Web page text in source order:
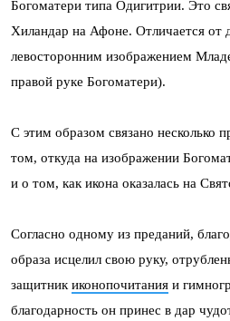
Богоматери типа Одигитрии. Это
Хиландар на Афоне. Отличается от
левосторонним изображением
правой руке Богоматери).
С этим образом связано несколько
том, откуда на изображении
и о том, как икона оказалась на
Согласно одному из преданий,
образа исцелил свою руку,
защитник иконопочитания и
благодарность он принес в дар